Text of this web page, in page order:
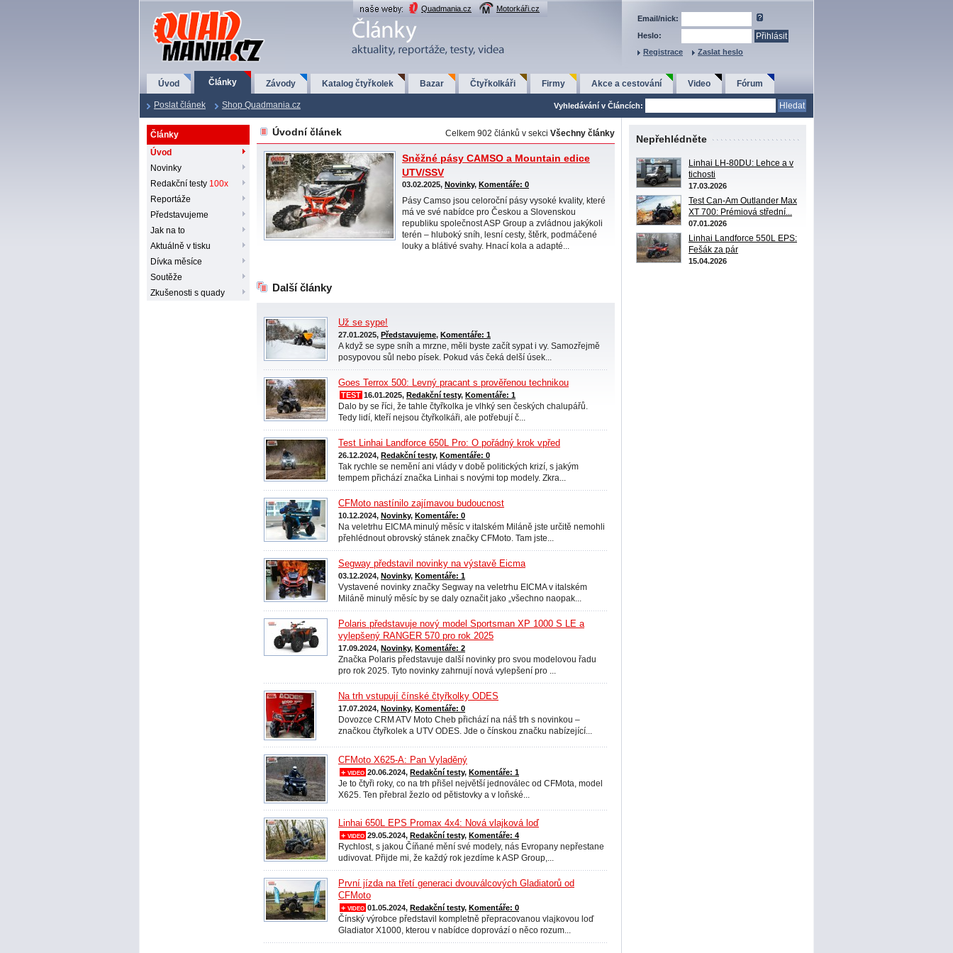
QuadMania.cz Quadmania.cz
Motorkáři.cz
Email/nick:
Heslo:
Registrace
Zaslat heslo
Úvod Články Závody Katalog čtyřkolek Bazar Čtyřkolkáři Firmy Akce a cestování Video Fórum
Poslat článek Shop Quadmania.cz Vyhledávání v Článcích:
Články
Úvod
Novinky
Redakční testy 100x
Reportáže
Představujeme
Jak na to
Aktuálně v tisku
Dívka měsíce
Soutěže
Zkušenosti s quady
Úvodní článek Celkem 902 článků v sekci Všechny články
Sněžné pásy CAMSO a Mountain edice
UTV/SSV
03.02.2025, Novinky, Komentáře: 0
Pásy Camso jsou celoroční pásy vysoké kvality, které
má ve své nabídce pro Českou a Slovenskou
republiku společnost ASP Group a zvládnou jakýkoli
terén – hluboký sníh, lesní cesty, štěrk, podmáčené
louky a blátivé svahy. Hnací kola a adapté...
Další články
Už se sype!
27.01.2025, Představujeme, Komentáře: 1
A když se sype sníh a mrzne, měli byste začít sypat i vy. Samozřejmě
posypovou sůl nebo písek. Pokud vás čeká delší úsek...
Goes Terrox 500: Levný pracant s prověřenou technikou
TEST 16.01.2025, Redakční testy, Komentáře: 1
Dalo by se říci, že tahle čtyřkolka je vlhký sen českých chalupářů.
Tedy lidí, kteří nejsou čtyřkolkáři, ale potřebují č...
Test Linhai Landforce 650L Pro: O pořádný krok vpřed
26.12.2024, Redakční testy, Komentáře: 0
Tak rychle se nemění ani vlády v době politických krizí, s jakým
tempem přichází značka Linhai s novými top modely. Zkra...
CFMoto nastínilo zajímavou budoucnost
10.12.2024, Novinky, Komentáře: 0
Na veletrhu EICMA minulý měsíc v italském Miláně jste určitě nemohli
přehlédnout obrovský stánek značky CFMoto. Tam jste...
Segway představil novinky na výstavě Eicma
03.12.2024, Novinky, Komentáře: 1
Vystavené novinky značky Segway na veletrhu EICMA v italském
Miláně minulý měsíc by se daly označit jako „všechno naopak...
Polaris představuje nový model Sportsman XP 1000 S LE a
vylepšený RANGER 570 pro rok 2025
17.09.2024, Novinky, Komentáře: 2
Značka Polaris představuje další novinky pro svou modelovou řadu
pro rok 2025. Tyto novinky zahrnují nová vylepšení pro ...
Na trh vstupují čínské čtyřkolky ODES
17.07.2024, Novinky, Komentáře: 0
Dovozce CRM ATV Moto Cheb přichází na náš trh s novinkou –
značkou čtyřkolek a UTV ODES. Jde o čínskou značku nabízející...
CFMoto X625-A: Pan Vyladěný
+ video 20.06.2024, Redakční testy, Komentáře: 1
Je to čtyři roky, co na trh přišel největší jednoválec od CFMota, model
X625. Ten přebral žezlo od pětistovky a v loňské...
Linhai 650L EPS Promax 4x4: Nová vlajková loď
+ video 29.05.2024, Redakční testy, Komentáře: 4
Rychlost, s jakou Číňané mění své modely, nás Evropany nepřestane
udivovat. Přijde mi, že každý rok jezdíme k ASP Group,...
První jízda na třetí generaci dvouválcových Gladiatorů od
CFMoto
+ video 01.05.2024, Redakční testy, Komentáře: 0
Čínský výrobce představil kompletně přepracovanou vlajkovou loď
Gladiator X1000, kterou v nabídce doprovází o něco rozum...
Nepřehlédněte
Linhai LH-80DU: Lehce a v
tichosti
17.03.2026
Test Can-Am Outlander Max
XT 700: Prémiová střední...
07.01.2026
Linhai Landforce 550L EPS:
Fešák za pár
15.04.2026